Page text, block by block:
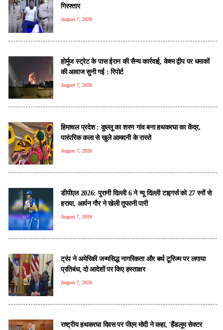
गिरफ्तार
August 7, 2026
होर्मुज स्ट्रेट के पास ईरान की सैन्य कार्रवाई, केश्म द्वीप पर धमाकों
की आवाज सुनी गई : रिपोर्ट
August 7, 2026
हिमाचल प्रदेश : कुल्लू का शरण गांव बना हथकरघा का केंद्र,
पारंपरिक कला से खुले आमदनी के रास्ते
August 7, 2026
डीपीएल 2026: पुरानी दिल्ली 6 ने न्यू दिल्ली टाइगर्स को 27 रनों से
हराया, आर्यन गौर ने खेली तूफानी पारी
August 7, 2026
ट्रंप ने अमेरिकी जन्मसिद्ध नागरिकता और बर्थ टूरिज्म पर लगाया
प्रतिबंध, दो आदेशों पर किए हस्ताक्षर
August 7, 2026
राष्ट्रीय हथकरघा दिवस पर पीएम मोदी ने कहा, 'हैंडलूम सेक्टर